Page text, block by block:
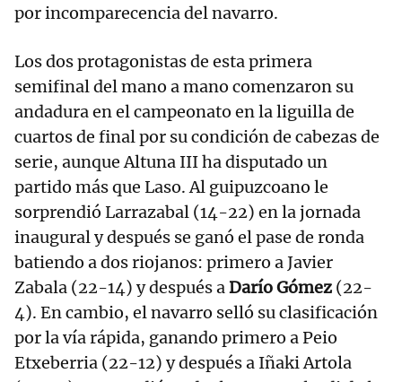
por incomparecencia del navarro.
Los dos protagonistas de esta primera
semifinal del mano a mano comenzaron su
andadura en el campeonato en la liguilla de
cuartos de final por su condición de cabezas de
serie, aunque Altuna III ha disputado un
partido más que Laso. Al guipuzcoano le
sorprendió Larrazabal (14-22) en la jornada
inaugural y después se ganó el pase de ronda
batiendo a dos riojanos: primero a Javier
Zabala (22-14) y después aDarío Gómez (22-
4). En cambio, el navarro selló su clasificación
por la vía rápida, ganando primero a Peio
Etxeberria (22-12) y después a Iñaki Artola